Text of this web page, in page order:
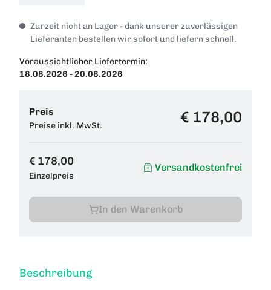
Zurzeit nicht an Lager - dank unserer zuverlässigen
Lieferanten bestellen wir sofort und liefern schnell.
Voraussichtlicher Liefertermin:
18.08.2026 - 20.08.2026
Preis
Preise inkl. MwSt. € 178,00
€ 178,00
Einzelpreis
Versandkostenfrei
In den Warenkorb
Beschreibung